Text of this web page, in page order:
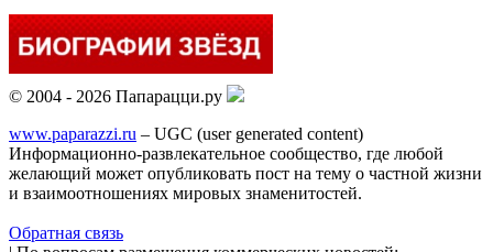
© 2004 - 2026 Папарацци.ру
www.paparazzi.ru – UGC (user generated content)
Информационно-развлекательное сообщество, где любой
желающий может опубликовать пост на тему о частной жизни
и взаимоотношениях мировых знаменитостей.
Обратная связь